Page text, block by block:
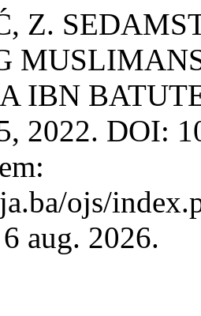
Z.
IBN
2022. DOI:
ojs/
aug. 2026.